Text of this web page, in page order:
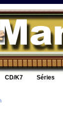
CD/K7 Séries